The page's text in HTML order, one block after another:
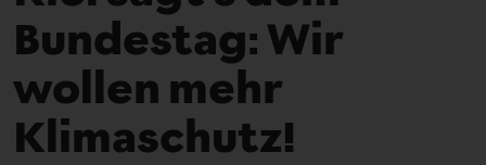
Bundestag: Wir
wollen mehr
Klimaschutz!